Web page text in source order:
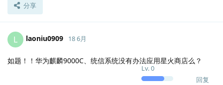
分享
L laoniu0909
Lv.0
18 6月
如题！！华为麒麟9000C、统信系统没有办法应用星火商店么？
回复